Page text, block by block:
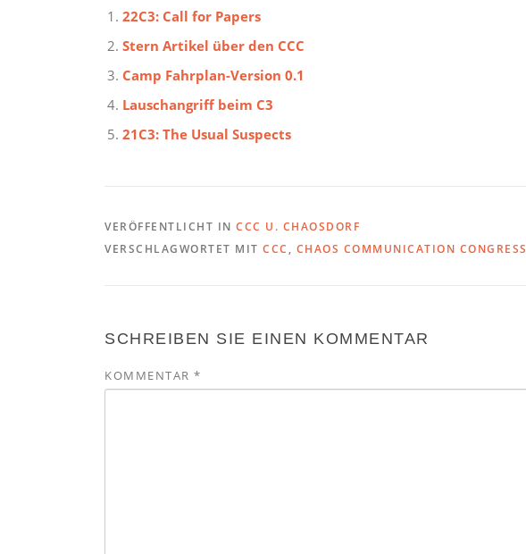
22C3: Call for Papers
Stern Artikel über den CCC
Camp Fahrplan-Version 0.1
Lauschangriff beim C3
21C3: The Usual Suspects
VERÖFFENTLICHT IN CCC U. CHAOSDORF
VERSCHLAGWORTET MIT CCC , CHAOS COMMUNICATION CONGRESS
SCHREIBEN SIE EINEN KOMMENTAR
KOMMENTAR *